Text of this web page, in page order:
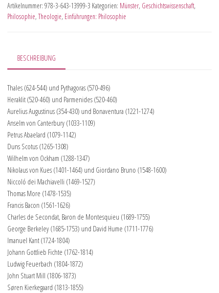
Artikelnummer: 978-3-643-13999-3 Kategorien: Münster, Geschichtswissenschaft,
Philosophie, Theologie, Einführungen: Philosophie
BESCHREIBUNG
Thales (624-544) und Pythagoras (570-496)
Heraklit (520-460) und Parmenides (520-460)
Aurelius Augustinus (354-430) und Bonaventura (1221-1274)
Anselm von Canterbury (1033-1109)
Petrus Abaelard (1079-1142)
Duns Scotus (1265-1308)
Wilhelm von Ockham (1288-1347)
Nikolaus von Kues (1401-1464) und Giordano Bruno (1548-1600)
Niccoló dei Machiavelli (1469-1527)
Thomas More (1478-1535)
Francis Bacon (1561-1626)
Charles de Secondat, Baron de Montesquieu (1689-1755)
George Berkeley (1685-1753) und David Hume (1711-1776)
Imanuel Kant (1724-1804)
Johann Gottlieb Fichte (1762-1814)
Ludwig Feuerbach (1804-1872)
John Stuart Mill (1806-1873)
Søren Kierkegaard (1813-1855)